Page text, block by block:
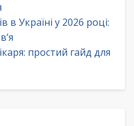
в Україні у 2026 році:
простий гайд для